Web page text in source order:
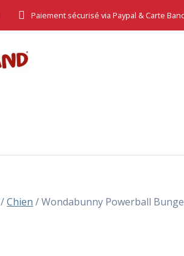
Paiement sécurisé via Paypal & Carte
/Chien / Wondabunny Powerball